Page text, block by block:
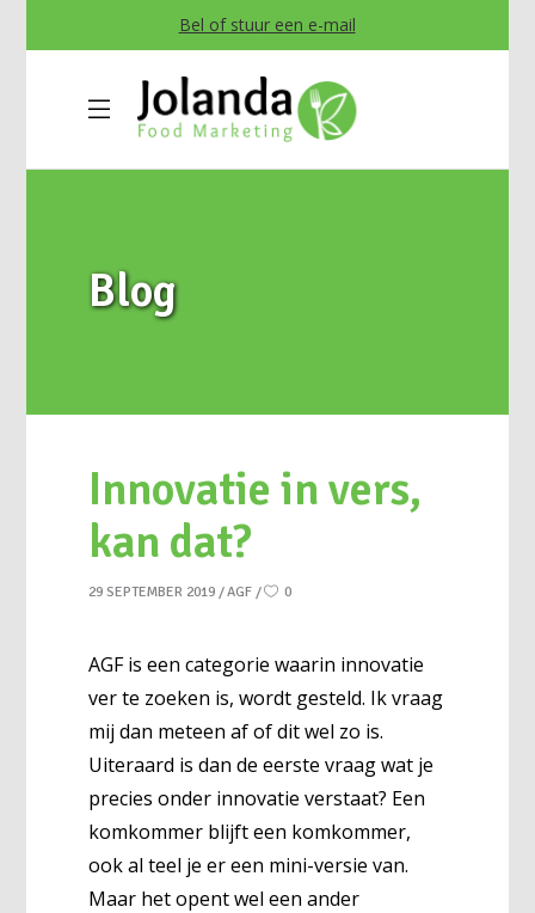
Bel of stuur een e-mail
Blog
Innovatie in vers,
kan dat?
29 SEPTEMBER 2019 AGF 0
AGF is een categorie waarin innovatie
ver te zoeken is, wordt gesteld. Ik vraag
mij dan meteen af of dit wel zo is.
Uiteraard is dan de eerste vraag wat je
precies onder innovatie verstaat? Een
komkommer blijft een komkommer,
ook al teel je er een mini-versie van.
Maar het opent wel een ander